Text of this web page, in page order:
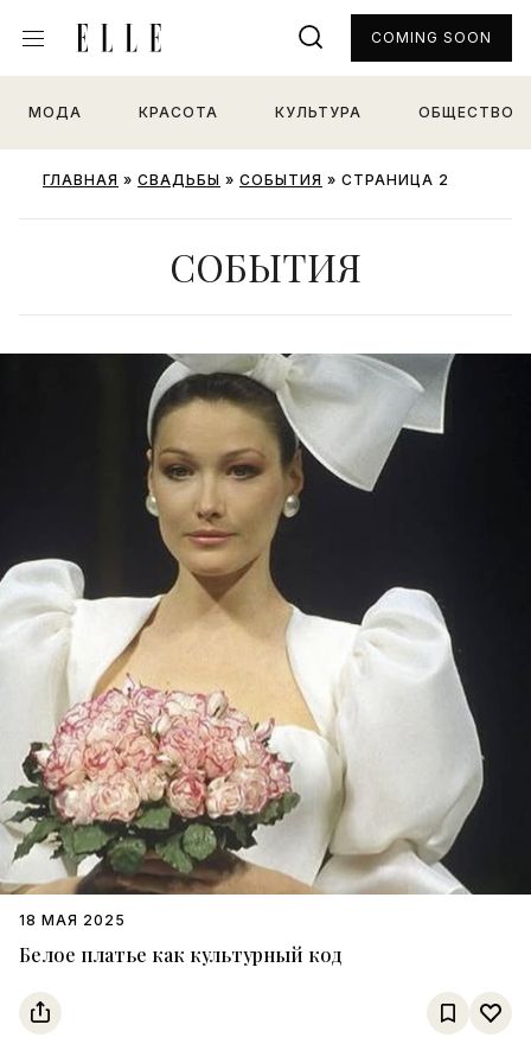
МОДА КРАСОТА КУЛЬТУРА ОБЩЕСТВО
COMING SOON
ГЛАВНАЯ » СВАДЬБЫ » CОБЫТИЯ » СТРАНИЦА 2
CОБЫТИЯ
Белое платье как культурный код
18 МАЯ 2025